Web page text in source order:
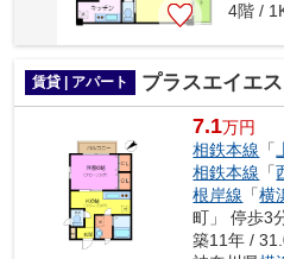
4階 /
賃貸 | アパート プラスエイエス
7.1万円
相鉄本線 「
相鉄本線 「
根岸線 「横
町」 停歩3
築11年 /